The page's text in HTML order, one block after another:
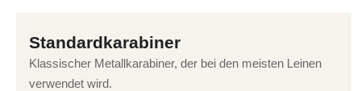
Standardkarabiner
Klassischer Metallkarabiner, der bei den meisten Leinen
verwendet wird.